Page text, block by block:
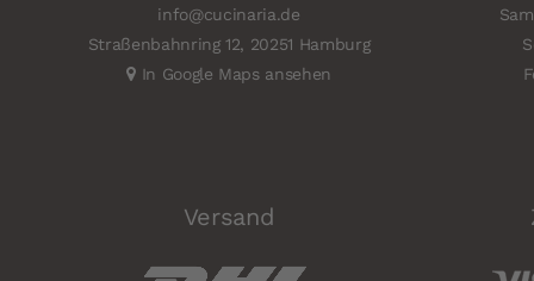
info@cucinaria.de
Straßenbahnring 12, 20251 Hamburg
In Google Maps ansehen
Versand